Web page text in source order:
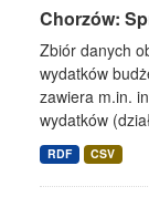
Chorzów:
Zbiór danych
wydatków
zawiera m.in.
wydatków
RDF CSV